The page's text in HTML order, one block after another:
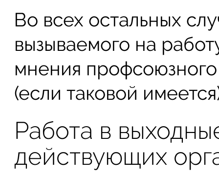
Во всех остальных
вызываемого на
мнения
(если таковой
Работа в
действующих